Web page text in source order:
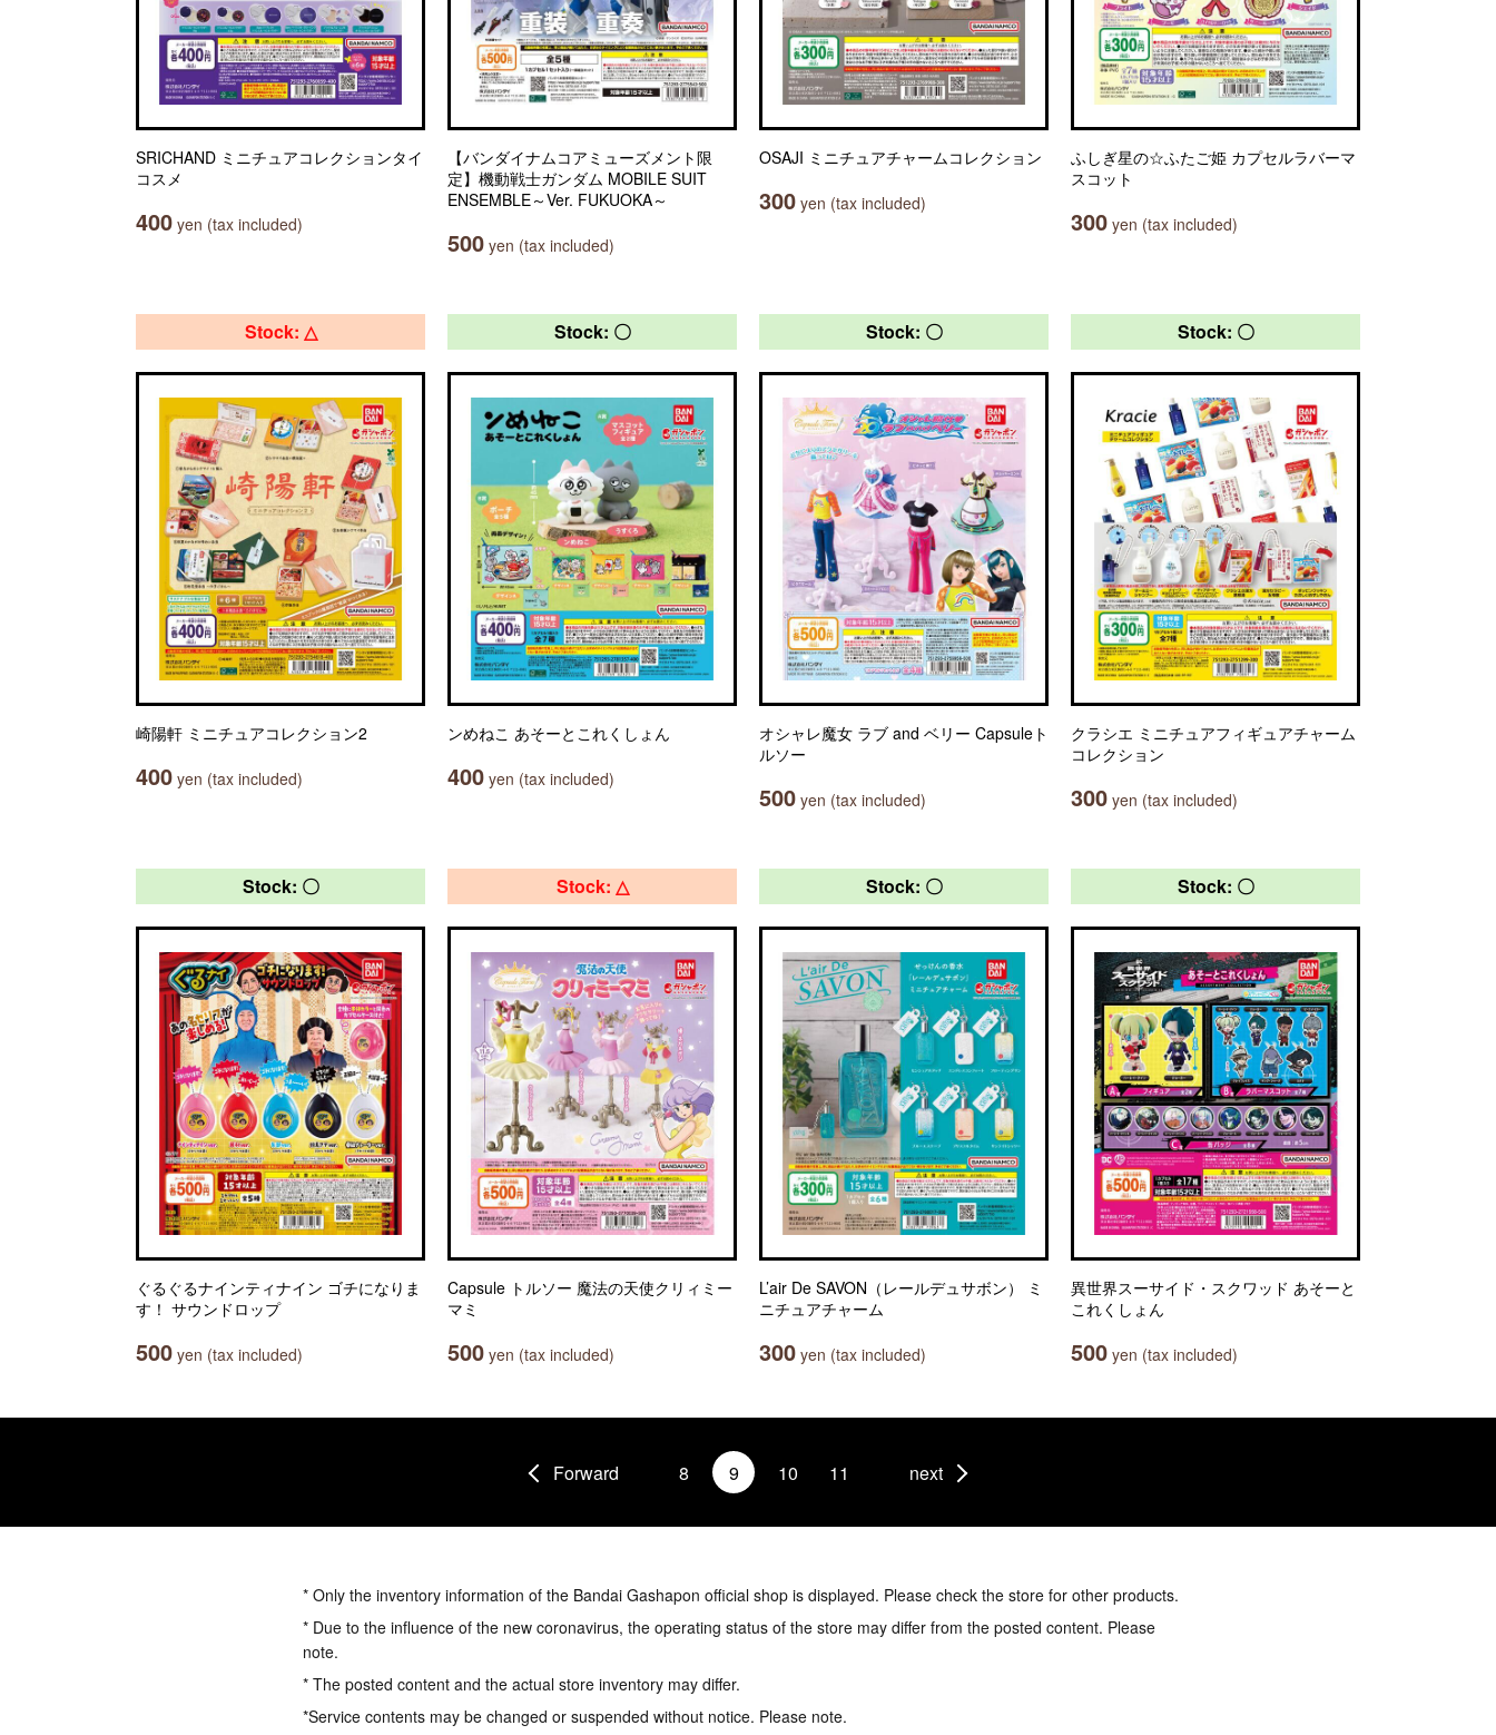
SRICHAND ミニチュアコレクションタイ
コスメ
400 yen (tax included)
【バンダイナムコアミューズメント限
定】機動戦士ガンダム MOBILE SUIT
ENSEMBLE～Ver. FUKUOKA～
500 yen (tax included)
OSAJI ミニチュアチャームコレクション
300 yen (tax included)
ふしぎ星の☆ふたご姫 カプセルラバーマ
スコット
300 yen (tax included)
Stock: △
崎陽軒 ミニチュアコレクション2
400 yen (tax included)
Stock: 〇
ンめねこ あそーとこれくしょん
400 yen (tax included)
Stock: 〇
オシャレ魔女 ラブ and ベリー Capsuleト
ルソー
500 yen (tax included)
Stock: 〇
クラシエ ミニチュアフィギュアチャーム
コレクション
300 yen (tax included)
Stock: 〇
ぐるぐるナインティナイン ゴチになりま
す！ サウンドロップ
500 yen (tax included)
Stock: △
Capsule トルソー 魔法の天使クリィミー
マミ
500 yen (tax included)
Stock: 〇
L’air De SAVON（レールデュサボン） ミ
ニチュアチャーム
300 yen (tax included)
Stock: 〇
異世界スーサイド・スクワッド あそーと
これくしょん
500 yen (tax included)
Forward 8 9 10 11 next
* Only the inventory information of the Bandai Gashapon official shop is displayed. Please check the store for other products.
* Due to the influence of the new coronavirus, the operating status of the store may differ from the posted content. Please
note.
* The posted content and the actual store inventory may differ.
*Service contents may be changed or suspended without notice. Please note.